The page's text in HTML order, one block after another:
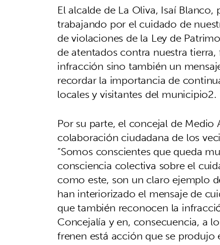
El alcalde de La Oliva, Isaí
trabajando por el cuidado de
de violaciones de la Ley de
de atentados contra nuestra
infracción sino también un
recordar la importancia de
locales y visitantes del municipio2.
Por su parte, el concejal de
colaboración ciudadana de los
“Somos conscientes que queda
consciencia colectiva sobre el
como este, son un claro ejemplo
han interiorizado el mensaje de
que también reconocen la
Concejalía y en, consecuencia, a
frenen está acción que se produjo